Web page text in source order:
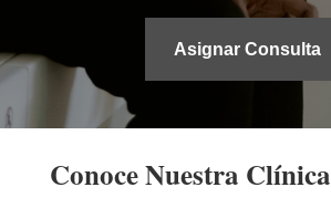
Asignar Consulta
Conoce Nuestra Clínica